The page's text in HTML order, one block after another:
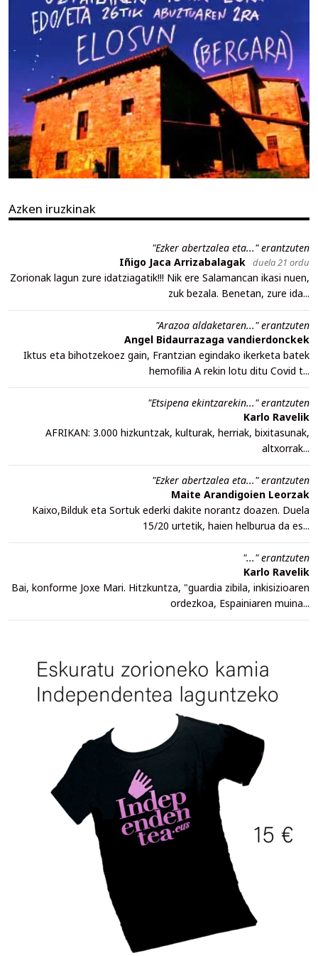
Azken iruzkinak
"Ezker abertzalea eta..." erantzuten
Iñigo Jaca Arrizabalagak duela 21 ordu
Zorionak lagun zure idatziagatik!!! Nik ere Salamancan ikasi nuen,
zuk bezala. Benetan, zure ida...
"Arazoa aldaketaren..." erantzuten
Angel Bidaurrazaga vandierdonckek
Iktus eta bihotzekoez gain, Frantzian egindako ikerketa batek
hemofilia A rekin lotu ditu Covid t...
"Etsipena ekintzarekin..." erantzuten
Karlo Ravelik
AFRIKAN: 3.000 hizkuntzak, kulturak, herriak, bixitasunak,
altxorrak...
"Ezker abertzalea eta..." erantzuten
Maite Arandigoien Leorzak
Kaixo,Bilduk eta Sortuk ederki dakite norantz doazen. Duela
15/20 urtetik, haien helburua da es...
"..." erantzuten
Karlo Ravelik
Bai, konforme Joxe Mari. Hitzkuntza, "guardia zibila, inkisizioaren
ordezkoa, Espainiaren muina...